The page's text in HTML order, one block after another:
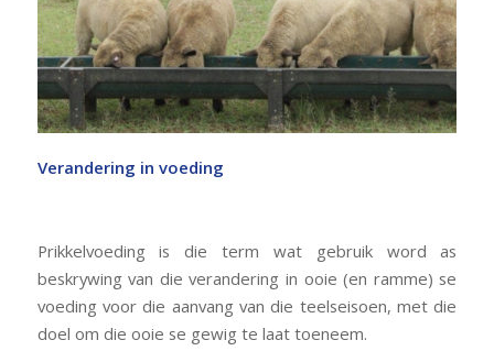
Verandering in voeding
Prikkelvoeding is die term wat gebruik word as
beskrywing van die verandering in ooie (en ramme) se
voeding voor die aanvang van die teelseisoen, met die
doel om die ooie se gewig te laat toeneem.